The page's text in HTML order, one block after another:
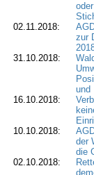
02.11.2018:
zur
31.10.2018:
und
16.10.2018:
10.10.2018:
der
die
02.10.2018: